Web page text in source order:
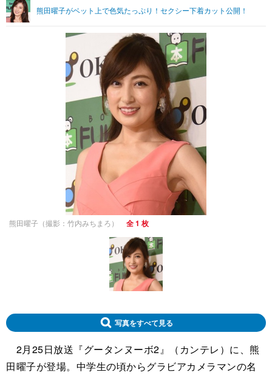
ショッピング その他
熊田曜子がベット上で色気たっぷり！セクシー下着カット公開！
熊田曜子（撮影：竹内みちまろ） 全 1 枚
写真をすべて見る
2月25日放送『グータンヌーボ2』（カンテレ）に、熊
田曜子が登場。中学生の頃からグラビアカメラマンの名